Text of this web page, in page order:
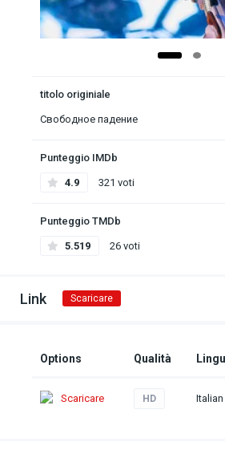
titolo originiale
Свободное падение
Punteggio IMDb
4.9 321 voti
Punteggio TMDb
5.519 26 voti
Link Scaricare
Options Qualità
Scaricare HD Italian